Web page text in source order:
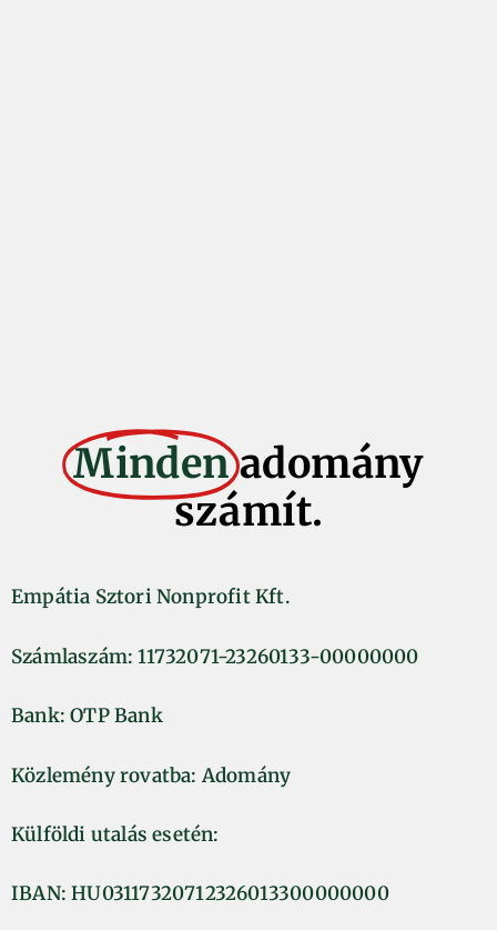
Minden adomány
számít.
Empátia Sztori Nonprofit Kft.
Számlaszám: 11732071-23260133-00000000
Bank: OTP Bank
Közlemény rovatba: Adomány
Külföldi utalás esetén:
IBAN: HU03117320712326013300000000